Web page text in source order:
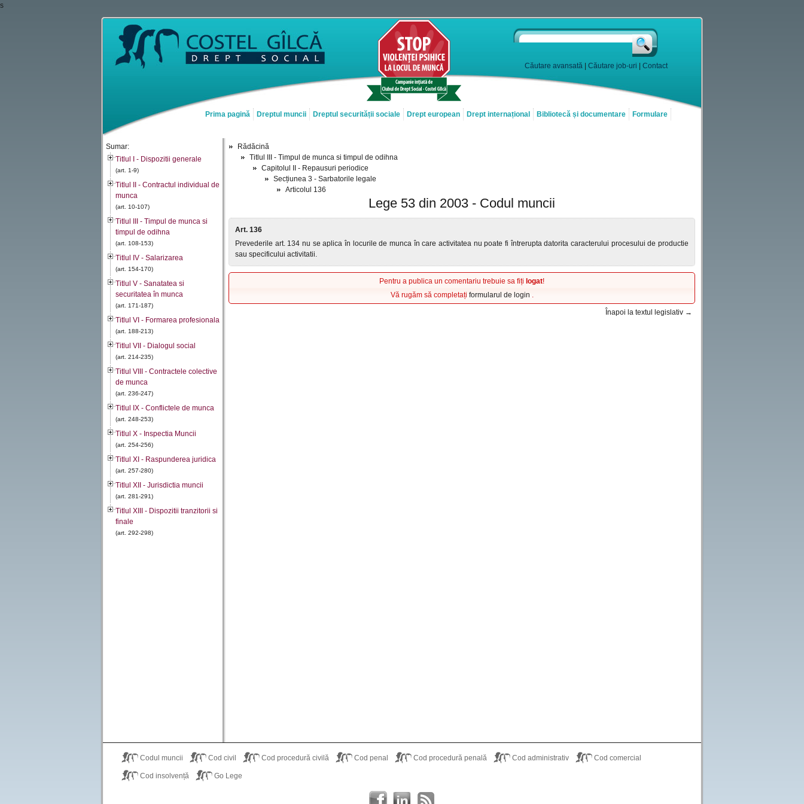
s
Căutare avansată Căutare job-uri Contact
Prima pagină Dreptul muncii Dreptul securității sociale Drept european Drept internațional Bibliotecă și documentare Formulare
Sumar:
Titlul I - Dispozitii generale
(art. 1-9)
Titlul II - Contractul individual de
munca
(art. 10-107)
Titlul III - Timpul de munca si
timpul de odihna
(art. 108-153)
Titlul IV - Salarizarea
(art. 154-170)
Titlul V - Sanatatea si
securitatea în munca
(art. 171-187)
Titlul VI - Formarea profesionala
(art. 188-213)
Titlul VII - Dialogul social
(art. 214-235)
Titlul VIII - Contractele colective
de munca
(art. 236-247)
Titlul IX - Conflictele de munca
(art. 248-253)
Titlul X - Inspectia Muncii
(art. 254-256)
Titlul XI - Raspunderea juridica
(art. 257-280)
Titlul XII - Jurisdictia muncii
(art. 281-291)
Titlul XIII - Dispozitii tranzitorii si
finale
(art. 292-298)
Rădăcină
Titlul III - Timpul de munca si timpul de odihna
Capitolul II - Repausuri periodice
Secțiunea 3 - Sarbatorile legale
Articolul 136
Lege 53 din 2003 - Codul muncii
Art. 136
Prevederile art. 134 nu se aplica în locurile de munca în care activitatea nu poate fi întrerupta datorita caracterului procesului de productie
sau specificului activitatii.
Pentru a publica un comentariu trebuie sa fiți logat!
Vă rugăm să completați formularul de login .
Înapoi la textul legislativ →
Codul muncii Cod civil Cod procedură civilă Cod penal Cod procedură penală Cod administrativ Cod comercial
Cod insolvență Go Lege